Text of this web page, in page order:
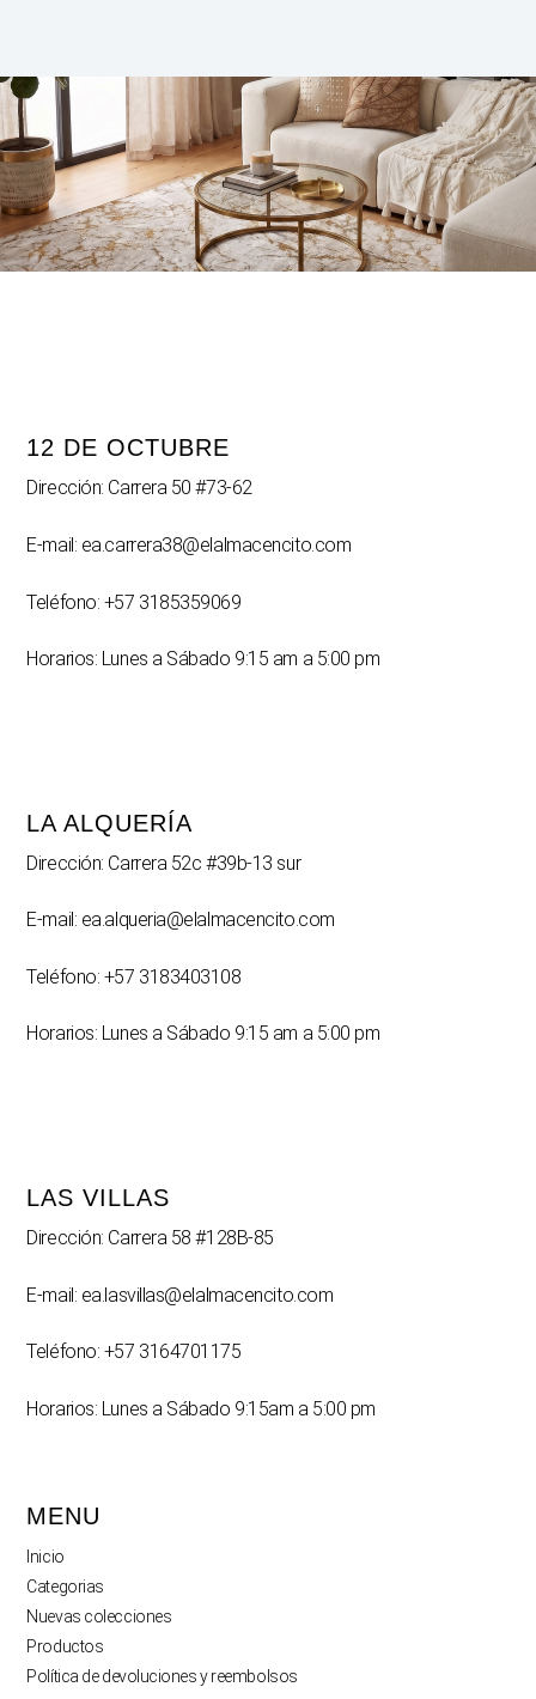
12 DE OCTUBRE
Dirección: Carrera 50 #73-62
E-mail: ea.carrera38@elalmacencito.com
Teléfono: +57 3185359069
Horarios: Lunes a Sábado 9:15 am a 5:00 pm
LA ALQUERÍA
Dirección: Carrera 52c #39b-13 sur
E-mail: ea.alqueria@elalmacencito.com
Teléfono: +57 3183403108
Horarios: Lunes a Sábado 9:15 am a 5:00 pm
LAS VILLAS
Dirección: Carrera 58 #128B-85
E-mail: ea.lasvillas@elalmacencito.com
Teléfono: +57 3164701175
Horarios: Lunes a Sábado 9:15am a 5:00 pm
MENU
Inicio
Categorias
Nuevas colecciones
Productos
Política de devoluciones y reembolsos